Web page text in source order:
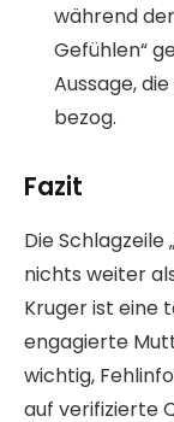
während
Gefühlen“
Aussage,
bezog.
Fazit
Die Schlagzeile
nichts weiter
Kruger ist eine
engagierte
wichtig,
auf verifizierte